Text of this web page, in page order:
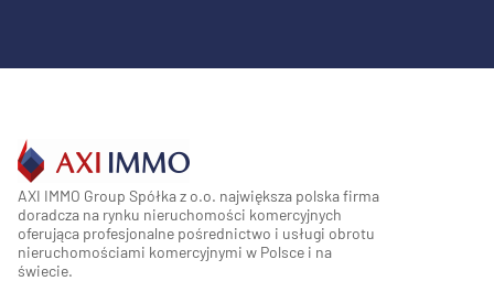
AXI IMMO Group Spółka z o.o. największa polska firma
doradcza na rynku nieruchomości komercyjnych
oferująca profesjonalne pośrednictwo i usługi obrotu
nieruchomościami komercyjnymi w Polsce i na
świecie.